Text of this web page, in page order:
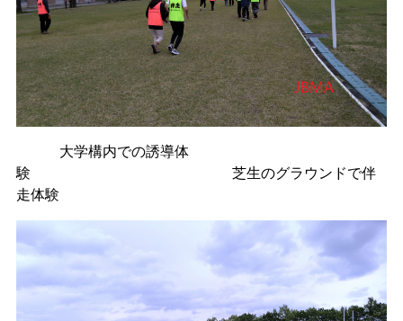
大学構内での誘導体
験 芝生のグラウンドで伴
走体験